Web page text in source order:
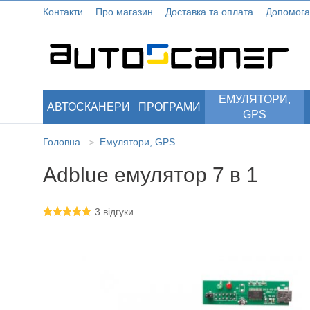
Контакти Про магазин Доставка та оплата Допомога
АВТОСКАНЕРИ ПРОГРАМИ
ЕМУЛЯТОРИ,
GPS
Головна > Емулятори, GPS
Adblue емулятор 7 в 1
3 відгуки